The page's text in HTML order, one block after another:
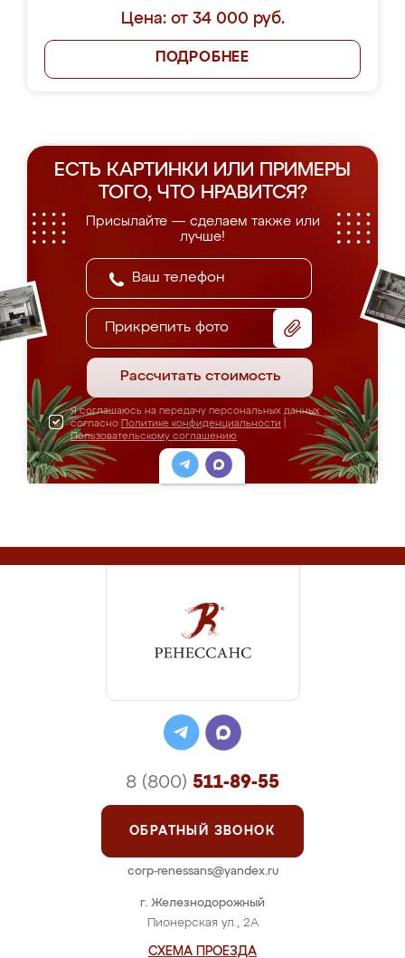
Цена: от 34 000 руб.
ПОДРОБНЕЕ
ЕСТЬ КАРТИНКИ ИЛИ ПРИМЕРЫ
ТОГО, ЧТО НРАВИТСЯ?
Присылайте — сделаем также или
лучше!
Прикрепить фото
Рассчитать стоимость
Я соглашаюсь на передачу персональных данных
согласно Политике конфиденциальности
Пользовательскому соглашению
г. Железнодорожный
Пионерская ул., 2А
СХЕМА ПРОЕЗДА
8 (800) 511-89-55
ОБРАТНЫЙ ЗВОНОК
corp-renessans@yandex.ru